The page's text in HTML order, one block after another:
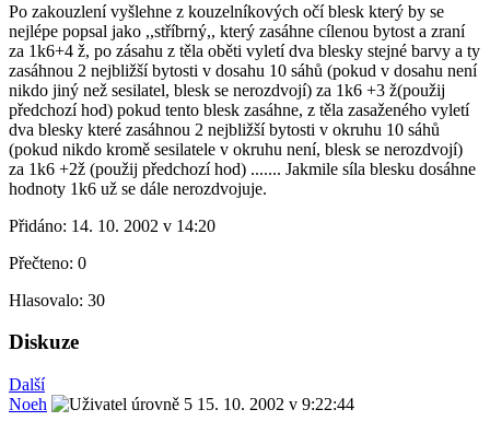
Po zakouzlení vyšlehne z kouzelníkových očí blesk který by se
nejlépe popsal jako ,,stříbrný,, který zasáhne cílenou bytost a zraní
za 1k6+4 ž, po zásahu z těla oběti vyletí dva blesky stejné barvy a ty
zasáhnou 2 nejbližší bytosti v dosahu 10 sáhů (pokud v dosahu není
nikdo jiný než sesilatel, blesk se nerozdvojí) za 1k6 +3 ž(použij
předchozí hod) pokud tento blesk zasáhne, z těla zasaženého vyletí
dva blesky které zasáhnou 2 nejbližší bytosti v okruhu 10 sáhů
(pokud nikdo kromě sesilatele v okruhu není, blesk se nerozdvojí)
za 1k6 +2ž (použij předchozí hod) ....... Jakmile síla blesku dosáhne
hodnoty 1k6 už se dále nerozdvojuje.
Přidáno: 14. 10. 2002 v 14:20
Přečteno: 0
Hlasovalo: 30
Diskuze
Další
Noeh
15. 10. 2002 v 9:22:44